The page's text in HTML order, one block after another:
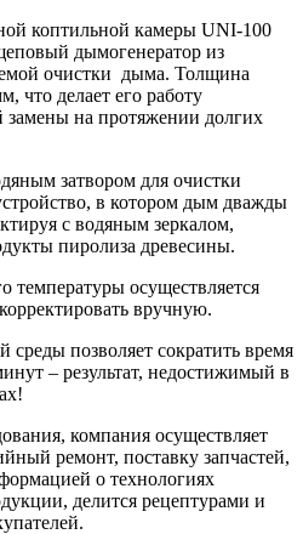
коптильной камеры UNI-100
дымогенератор из
очистки дыма. Толщина
что делает его работу
замены на протяжении долгих
затвором для очистки
в котором дым дважды
с водяным зеркалом,
пиролиза древесины.
температуры осуществляется
вручную.
среды позволяет сократить время
– результат, недостижимый в
компания осуществляет
ремонт, поставку запчастей,
о технологиях
делится рецептурами и